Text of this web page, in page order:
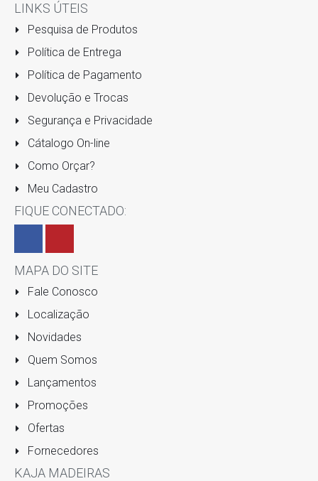
LINKS ÚTEIS
Pesquisa de Produtos
Política de Entrega
Política de Pagamento
Devolução e Trocas
Segurança e Privacidade
Cátalogo On-line
Como Orçar?
Meu Cadastro
FIQUE CONECTADO:
MAPA DO SITE
Fale Conosco
Localização
Novidades
Quem Somos
Lançamentos
Promoções
Ofertas
Fornecedores
KAJA MADEIRAS